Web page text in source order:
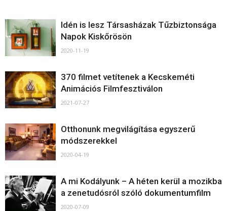
Idén is lesz Társasházak Tűzbiztonsága
Napok Kiskőrösön
2020-11-19
370 filmet vetítenek a Kecskeméti
Animációs Filmfesztiválon
2021-07-27
Otthonunk megvilágítása egyszerű
módszerekkel
2020-04-19
A mi Kodályunk – A héten kerül a mozikba
a zenetudósról szóló dokumentumfilm
2020-07-09